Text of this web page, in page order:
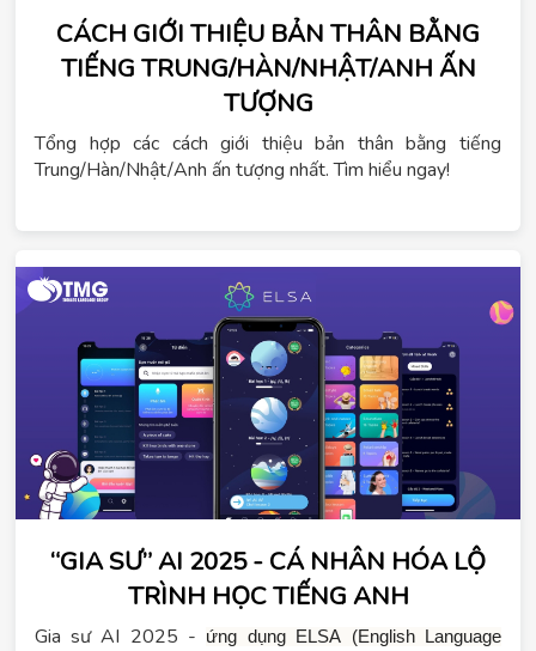
CÁCH GIỚI THIỆU BẢN THÂN BẰNG
TIẾNG TRUNG/HÀN/NHẬT/ANH ẤN
TƯỢNG
Tổng hợp các cách giới thiệu bản thân bằng tiếng
Trung/Hàn/Nhật/Anh ấn tượng nhất. Tìm hiểu ngay!
“GIA SƯ” AI 2025 - CÁ NHÂN HÓA LỘ
TRÌNH HỌC TIẾNG ANH
Gia sư AI 2025 -
ứng dụng ELSA (English Language